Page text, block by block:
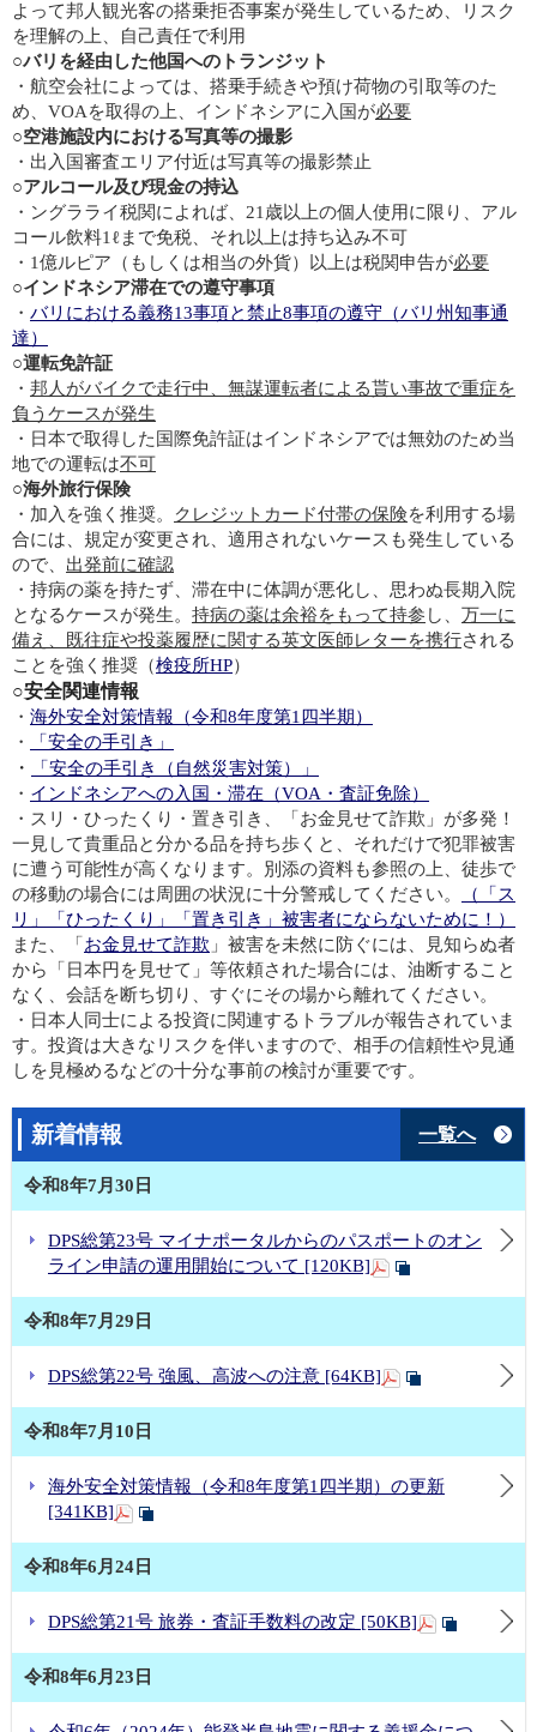
よって邦人観光客の搭乗拒否事案が発生しているため、リスク
を理解の上、自己責任で利用
○バリを経由した他国へのトランジット
・航空会社によっては、搭乗手続きや預け荷物の引取等のた
め、VOAを取得の上、インドネシアに入国が必要
○空港施設内における写真等の撮影
・出入国審査エリア付近は写真等の撮影禁止
○アルコール及び現金の持込
・ングラライ税関によれば、21歳以上の個人使用に限り、アル
コール飲料1ℓまで免税、それ以上は持ち込み不可
・1億ルピア（もしくは相当の外貨）以上は税関申告が必要
○インドネシア滞在での遵守事項
・ バリにおける義務13事項と禁止8事項の遵守（バリ州知事通
達）
○運転免許証
・ 邦人がバイクで走行中、無謀運転者による貰い事故で重症を
負うケースが発生
・日本で取得した国際免許証はインドネシアでは無効のため当
地での運転は不可
○海外旅行保険
・加入を強く推奨。
クレジットカード付帯の保険を利用する場
合には、規定が変更され、適用されないケースも発生している
ので、 出発前に確認
・持病の薬を持たず、滞在中に体調が悪化し、思わぬ長期入院
となるケースが発生。 持病の薬は余裕をもって持参 し、 万一に
備え、既往症や投薬履歴に関する英文医師レターを携行される
ことを強く推奨（検疫所HP）
○安全関連情報
・ 海外安全対策情報（令和8年度第1四半期）
・
「安全の手引き」
・
「安全の手引き（自然災害対策）」
・ インドネシアへの入国・滞在（VOA・査証免除）
・スリ・ひったくり・置き引き、「お金見せて詐欺」が多発！
一見して貴重品と分かる品を持ち歩くと、それだけで犯罪被害
に遭う可能性が高くなります。別添の資料も参照の上、徒歩で
の移動の場合には周囲の状況に十分警戒してください。
（「ス
リ」「ひったくり」「置き引き」被害者にならないために！）
また、「 お金見せて詐欺 」被害を未然に防ぐには、見知らぬ者
から「日本円を見せて」等依頼された場合には、油断すること
なく、会話を断ち切り、すぐにその場から離れてください。
・日本人同士による投資に関連するトラブルが報告されていま
す。投資は大きなリスクを伴いますので、相手の信頼性や見通
しを見極めるなどの十分な事前の検討が重要です。
新着情報 一覧へ
令和8年7月30日
DPS総第23号 マイナポータルからのパスポートのオン
ライン申請の運用開始について [120KB]
令和8年7月29日
DPS総第22号 強風、高波への注意 [64KB]
令和8年7月10日
海外安全対策情報（令和8年度第1四半期）の更新
[341KB]
令和8年6月24日
DPS総第21号 旅券・査証手数料の改定 [50KB]
令和8年6月23日